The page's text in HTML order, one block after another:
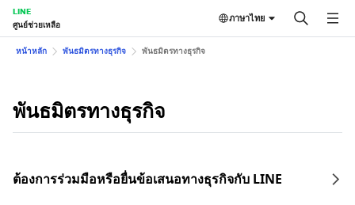
LINE
ศูนย์ช่วยเหลือ
ภาษาไทย
หน้าหลัก พันธมิตรทางธุรกิจ พันธมิตรทางธุรกิจ
พันธมิตรทางธุรกิจ
ต้องการร่วมมือหรือยื่นข้อเสนอทางธุรกิจกับ LINE